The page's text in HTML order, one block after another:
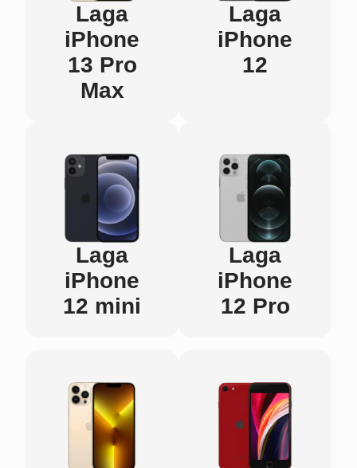
Laga
iPhone
13 Pro
Max
Laga
iPhone
12
Laga
iPhone
12 mini
Laga
iPhone
12 Pro